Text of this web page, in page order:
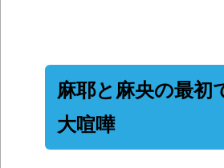
麻耶と麻央の最初
大喧嘩